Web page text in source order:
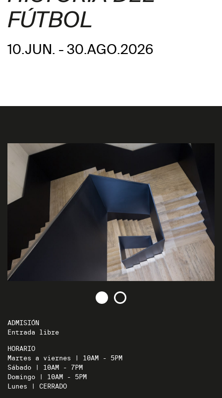
FÚTBOL
10.JUN. - 30.AGO.2026
ADMISIÓN
Entrada libre
HORARIO
Martes a viernes | 10AM - 5PM
Sábado | 10AM - 7PM
Domingo | 10AM - 5PM
Lunes | CERRADO